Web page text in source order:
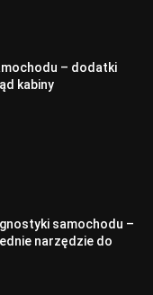
– dodatki
kabiny
samochodu –
narzędzie do